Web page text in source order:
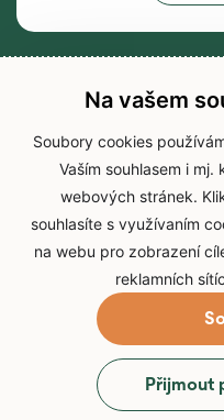
©
Prohlášení o přístupnosti
Na vašem
Soubory cookies
Vaším souhlasem i
webových stránek.
souhlasíte s využívaním
na webu pro zobrazení
reklamních
Přijmout